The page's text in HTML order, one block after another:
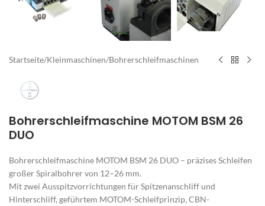
Startseite/Kleinmaschinen/Bohrerschleifmaschinen
Bohrerschleifmaschine MOTOM BSM 26
DUO
Bohrerschleifmaschine MOTOM BSM 26 DUO – präzises Schleifen
großer Spiralbohrer von 12–26 mm.
Mit zwei Ausspitzvorrichtungen für Spitzenanschliff und
Hinterschliff, geführtem MOTOM-Schleifprinzip, CBN-